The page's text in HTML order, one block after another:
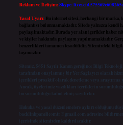
Reklam ve İletişim:Skype:
Yasal Uyarı: Bu internet sitesi, herhangi bir marka,
bağlantısı bulunmamaktadır. Sitede yalnızca kendi
paylaşılmaktadır. Burada yer alan içerikler haber
ve kişiler hakkında paylaşım yapılmamaktadır.
benzerlikleri tamamen tesadüfidir. Sitemizdeki
taşımazlar.
Sitemiz, 5651 Sayılı Kanun gereğince Bilgi
tarafından onaylanmış bir Yer Sağlayıcı olarak
içerikleri proaktif olarak denetleme veya araştırma
Ancak, üyelerimiz yazdıkları içeriklerin
bu sorumluluğu kabul etmiş sayılırlar.
Hukuka ve yasal düzenlemelere aykırı olduğunu
backlinkpanelicomtr@gmail.com adresine
içerisinde sitemizden kaldırılacaktır.